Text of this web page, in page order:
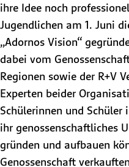
ihre Idee noch
Jugendlichen am 1. Juni
„Adornos Vision“
dabei vom
Regionen sowie der R+V
Experten beider
Schülerinnen und
ihr genossenschaftliches
gründen und aufbauen
Genossenschaft